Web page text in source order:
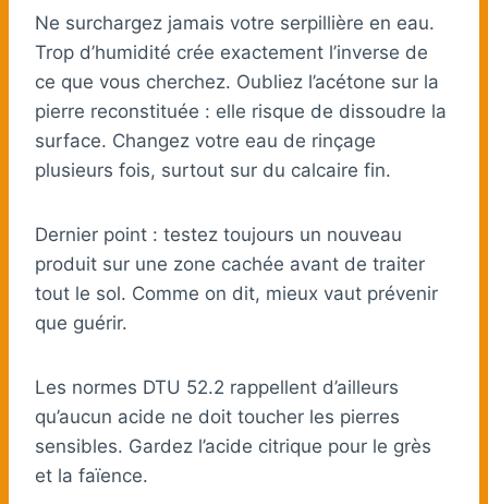
Ne surchargez jamais votre serpillière en eau.
Trop d’humidité crée exactement l’inverse de
ce que vous cherchez. Oubliez l’acétone sur la
pierre reconstituée : elle risque de dissoudre la
surface. Changez votre eau de rinçage
plusieurs fois, surtout sur du calcaire fin.
Dernier point : testez toujours un nouveau
produit sur une zone cachée avant de traiter
tout le sol. Comme on dit, mieux vaut prévenir
que guérir.
Les normes DTU 52.2 rappellent d’ailleurs
qu’aucun acide ne doit toucher les pierres
sensibles. Gardez l’acide citrique pour le grès
et la faïence.